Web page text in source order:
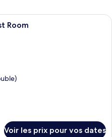
Une chambre d’hôtel avec un
Room
Voir les prix pour vos dates